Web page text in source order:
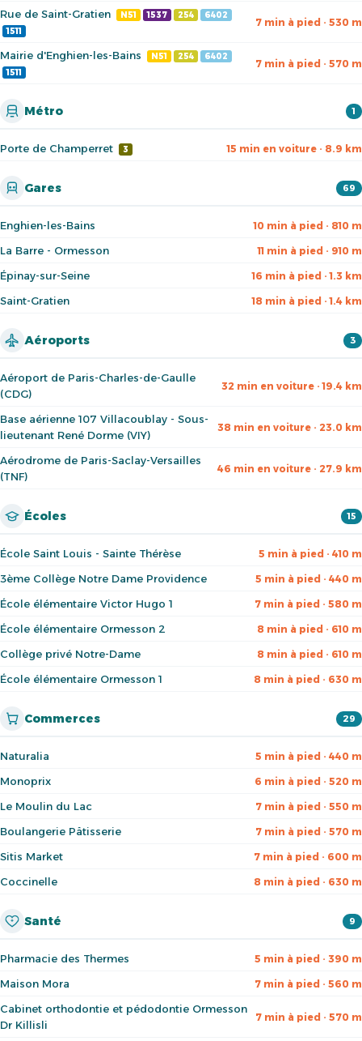
Rue de Saint-Gratien N51 1537 254
6402
1511
7 min à pied · 530 m
Mairie d'Enghien-les-Bains N51 254
6402
1511
7 min à pied · 570 m
Métro 1
Porte de Champerret 3 15 min en voiture · 8.9 km
Gares 69
Enghien-les-Bains 10 min à pied · 810 m
La Barre - Ormesson 11 min à pied · 910 m
Épinay-sur-Seine 16 min à pied · 1.3 km
Saint-Gratien 18 min à pied · 1.4 km
Aéroports 3
Aéroport de Paris-Charles-de-Gaulle
(CDG)
32 min en voiture · 19.4 km
Base aérienne 107 Villacoublay - Sous-
lieutenant René Dorme (VIY)
38 min en voiture · 23.0 km
Aérodrome de Paris-Saclay-Versailles
(TNF)
46 min en voiture · 27.9 km
Écoles 15
École Saint Louis - Sainte Thérèse 5 min à pied · 410 m
3ème Collège Notre Dame Providence 5 min à pied · 440 m
École élémentaire Victor Hugo 1 7 min à pied · 580 m
École élémentaire Ormesson 2 8 min à pied · 610 m
Collège privé Notre-Dame 8 min à pied · 610 m
École élémentaire Ormesson 1 8 min à pied · 630 m
Commerces 29
Naturalia 5 min à pied · 440 m
Monoprix 6 min à pied · 520 m
Le Moulin du Lac 7 min à pied · 550 m
Boulangerie Pâtisserie 7 min à pied · 570 m
Sitis Market 7 min à pied · 600 m
Coccinelle 8 min à pied · 630 m
Santé 9
Pharmacie des Thermes 5 min à pied · 390 m
Maison Mora 7 min à pied · 560 m
Cabinet orthodontie et pédodontie Ormesson
Dr Killisli
7 min à pied · 570 m